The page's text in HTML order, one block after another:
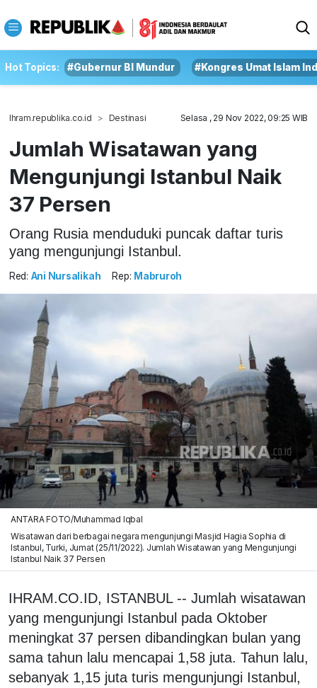
Hot Topics: #Gubernur BI Mundur #Kongres Umat Islam
Ihram.republika.co.id Destinasi Selasa , 29 Nov 2022, 09:25 WIB
Jumlah Wisatawan yang
Mengunjungi Istanbul Naik
37 Persen
Orang Rusia menduduki puncak daftar turis
yang mengunjungi Istanbul.
Red: Ani Nursalikah Rep: Mabruroh
ANTARA FOTO/Muhammad Iqbal
Wisatawan dari berbagai negara mengunjungi Masjid Hagia Sophia di
Istanbul, Turki, Jumat (25/11/2022). Jumlah Wisatawan yang Mengunjungi
Istanbul Naik 37 Persen
IHRAM.CO.ID, ISTANBUL -- Jumlah wisatawan
yang mengunjungi Istanbul pada Oktober
meningkat 37 persen dibandingkan bulan yang
sama tahun lalu mencapai 1,58 juta. Tahun lalu,
sebanyak 1,15 juta turis mengunjungi Istanbul,